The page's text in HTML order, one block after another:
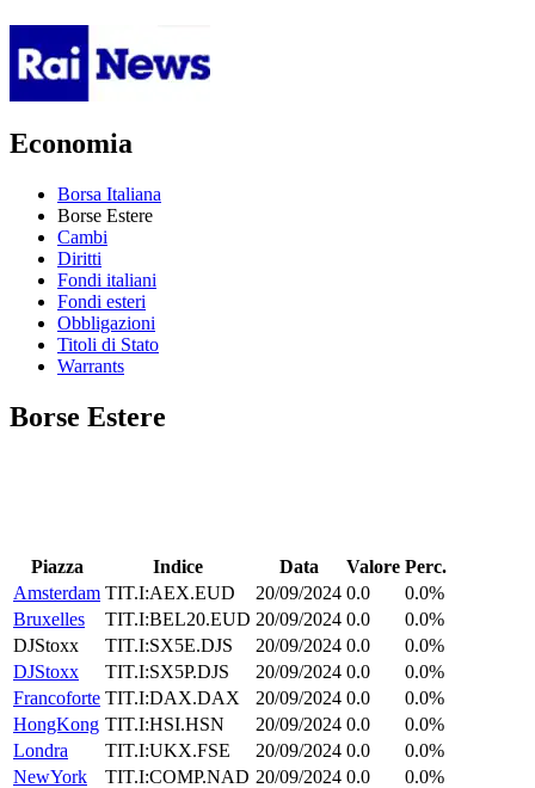
Economia
Borsa Italiana
Borse Estere
Cambi
Diritti
Fondi italiani
Fondi esteri
Obbligazioni
Titoli di Stato
Warrants
Borse Estere
Piazza Indice Data Valore Perc.
Amsterdam TIT.I:AEX.EUD 20/09/2024 0.0
0.0%
Bruxelles
TIT.I:BEL20.EUD 20/09/2024 0.0
0.0%
DJStoxx
TIT.I:SX5E.DJS 20/09/2024 0.0
0.0%
DJStoxx
TIT.I:SX5P.DJS 20/09/2024 0.0
0.0%
Francoforte TIT.I:DAX.DAX 20/09/2024 0.0
0.0%
HongKong TIT.I:HSI.HSN 20/09/2024 0.0
0.0%
Londra
TIT.I:UKX.FSE 20/09/2024 0.0
0.0%
NewYork
TIT.I:COMP.NAD 20/09/2024 0.0
0.0%